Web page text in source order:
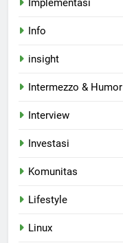
Implementasi
Info
insight
Intermezzo & Humor
Interview
Investasi
Komunitas
Lifestyle
Linux